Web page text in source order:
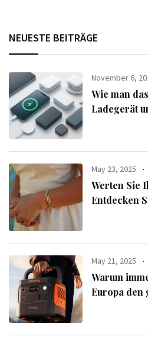
NEUESTE BEITRÄGE
November 6,
Wie man
Ladegerät
May 23, 2025
Werten Sie
Entdecken
May 21, 2025
Warum
Europa den